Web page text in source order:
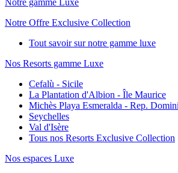
Notre gamme Luxe
Notre Offre Exclusive Collection
Tout savoir sur notre gamme luxe
Nos Resorts gamme Luxe
Cefalù - Sicile
La Plantation d'Albion - Île Maurice
Michès Playa Esmeralda - Rep.
Seychelles
Val d'Isère
Tous nos Resorts Exclusive Collection
Nos espaces Luxe